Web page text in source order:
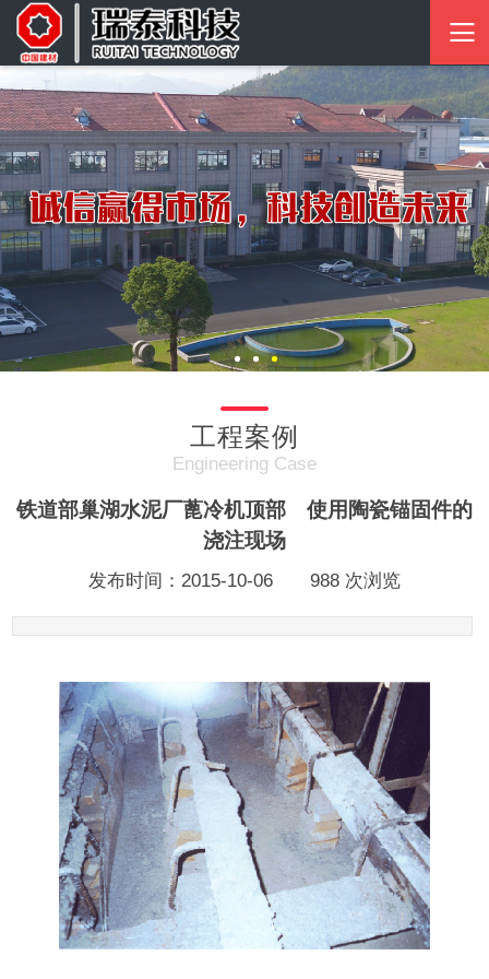
工程案例
Engineering Case
铁道部巢湖水泥厂蓖冷机顶部 使用陶瓷锚固件的
浇注现场
发布时间：2015-10-06 988 次浏览